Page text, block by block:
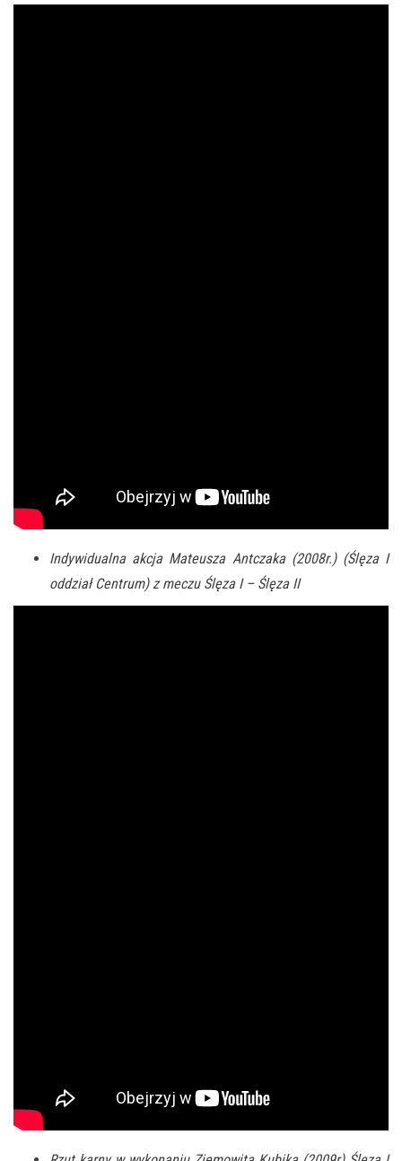
Indywidualna akcja Mateusza Antczaka (2008r.) (Ślęza I
oddział Centrum) z meczu Ślęza I – Ślęza II